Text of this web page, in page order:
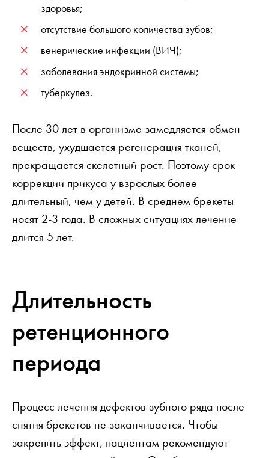
здоровья;
отсутствие большого количества зубов;
венерические инфекции (ВИЧ);
заболевания эндокринной системы;
туберкулез.
После 30 лет в организме замедляется обмен
веществ, ухудшается регенерация тканей,
прекращается скелетный рост. Поэтому срок
коррекции прикуса у взрослых более
длительный, чем у детей. В среднем брекеты
носят 2-3 года. В сложных ситуациях лечение
длится 5 лет.
Длительность
ретенционного
периода
Процесс лечения дефектов зубного ряда после
снятия брекетов не заканчивается. Чтобы
закрепить эффект, пациентам рекомендуют